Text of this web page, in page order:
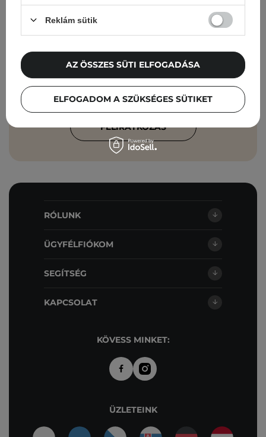
közvetlenül a postaládádba!
Elfogadom, hogy marketingüzeneteket
sp. z o.o. az Adatvédelmi Irányelveknek
FELIRATKOZÁS
RÓLUNK
ÜGYFÉLFIÓKOM
SEGÍTSÉG
KAPCSOLAT
KÖVESS MINKET:
ÜZLETEINK
Reklám sütik
ELFOGADOM A SZÜKSÉGES SÜTIKET
AZ ÖSSZES SÜTI ELFOGADÁSA